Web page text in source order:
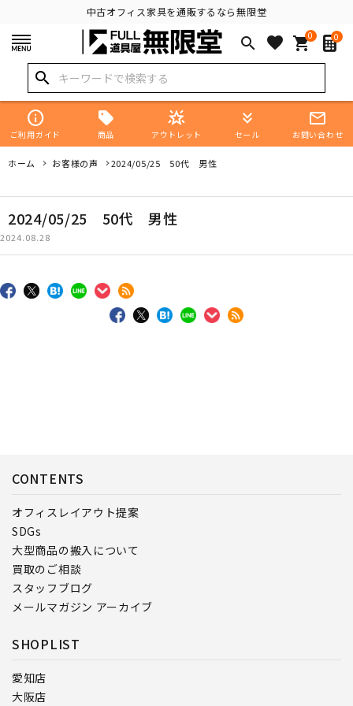
中古オフィス家具を通販するなら無限堂
search favorite 0
shopping_cart 0
search
info
ご利用ガイド 商品
star_shine
アウトレット
keyboard_double_arrow_down
セール
mail_outline
お問い合わせ
ホーム お客様の声 2024/05/25 50代 男性
2024/05/25 50代 男性
2024.08.28
CONTENTS
オフィスレイアウト提案
SDGs
大型商品の搬入について
買取のご相談
スタッフブログ
メールマガジン アーカイブ
SHOPLIST
愛知店
大阪店